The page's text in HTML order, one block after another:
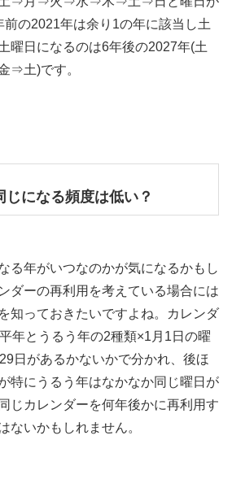
の2021年は余り1の年に該当し土
曜日になるのは6年後の2027年(土
土)です。
になる頻度は低い？
る年がいつなのかが気になるかもし
ダーの再利用を考えている場合には
知っておきたいですよね。カレンダ
年とうるう年の2種類×1月1日の曜
日があるかないかで分かれ、後ほ
特にうるう年はなかなか同じ曜日が
じカレンダーを何年後かに再利用す
ないかもしれません。